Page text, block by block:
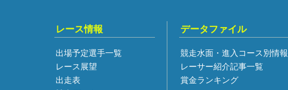
レース情報
出場予定選手一覧
レース展望
出走表
データファイル
競走水面・進入コース別情報
レーサー紹介記事一覧
賞金ランキング